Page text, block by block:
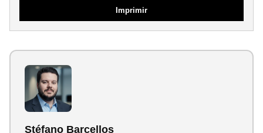
Imprimir
Stéfano Barcellos